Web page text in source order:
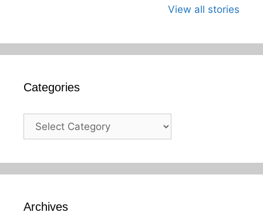
View all stories
युगाची सुरुवात
दिन
Categories
Categories
Archives